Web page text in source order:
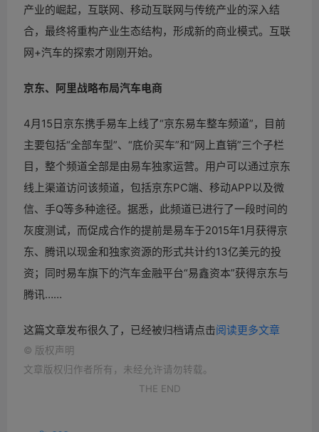
产业的崛起，互联网、移动互联网与传统产业的深入结
合，最终将重构产业生态结构，形成新的商业模式。互联
网+汽车的探索才刚刚开始。
京东、阿里战略布局汽车电商
4月15日京东携手易车上线了“京东易车整车频道”，目前
主要包括“全部车型”、“底价买车”和“网上直销”三个子栏
目，整个频道全部是由易车独家运营。用户可以通过京东
线上渠道访问该频道，包括京东PC端、移动APP以及微
信、手Q等多种途径。据悉，此频道已进行了一段时间的
灰度测试，而促成合作的提前是易车于2015年1月获得京
东、腾讯以现金和独家资源的形式共计约13亿美元的投
资；同时易车旗下的汽车金融平台“易鑫资本”获得京东与
腾讯……
这篇文章发布很久了，已经被归档请点击阅读更多文章
© 版权声明
文章版权归作者所有，未经允许请勿转载。
THE END